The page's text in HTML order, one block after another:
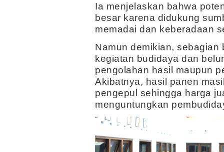
Ia menjelaskan bahwa
besar karena didukung
memadai dan keberadaan
Namun demikian,
kegiatan budidaya dan
pengolahan hasil maupun
Akibatnya, hasil panen
pengepul sehingga harga
menguntungkan